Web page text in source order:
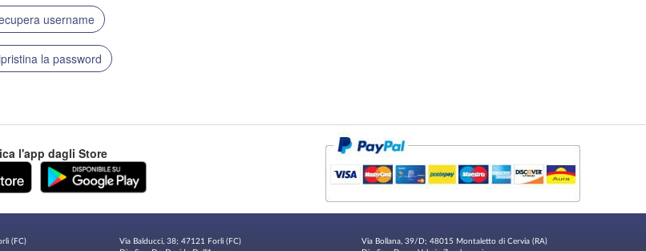
username
la password
l'app dagli Store
(FC)
Via Balducci, 38; 47121 Forlì (FC)
Via Bollana, 39/D; 48015 Montaletto di Cervia (RA)